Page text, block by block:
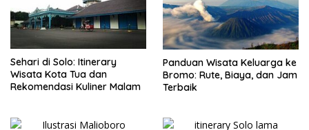
Sehari di Solo: Itinerary
Wisata Kota Tua dan
Rekomendasi Kuliner Malam
Panduan Wisata Keluarga ke
Bromo: Rute, Biaya, dan Jam
Terbaik